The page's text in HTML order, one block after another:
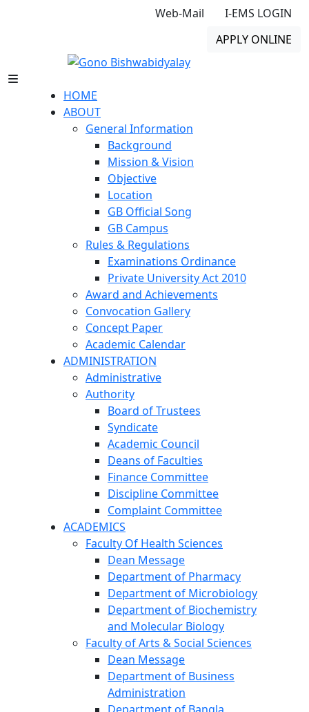
Web-Mail
I-EMS LOGIN
APPLY ONLINE
HOME
ABOUT
General Information
Background
Mission & Vision
Objective
Location
GB Official Song
GB Campus
Rules & Regulations
Examinations Ordinance
Private University Act 2010
Award and Achievements
Convocation Gallery
Concept Paper
Academic Calendar
ADMINISTRATION
Administrative
Authority
Board of Trustees
Syndicate
Academic Council
Deans of Faculties
Finance Committee
Discipline Committee
Complaint Committee
ACADEMICS
Faculty Of Health Sciences
Dean Message
Department of Pharmacy
Department of Microbiology
Department of Biochemistry
and Molecular Biology
Faculty of Arts & Social Sciences
Dean Message
Department of Business
Administration